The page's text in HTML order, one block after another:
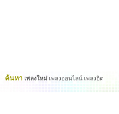
ค้นหา เพลงใหม่ เพลงออนไลน์ เพลงฮิต